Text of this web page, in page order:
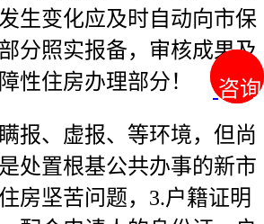
咨询
咨询
生变化应及时自动向市保
分照实报备，审核成果及
性住房办理部分！
、虚报、等环境，但尚
处置根基公共办事的新市
房坚苦问题，3.户籍证明